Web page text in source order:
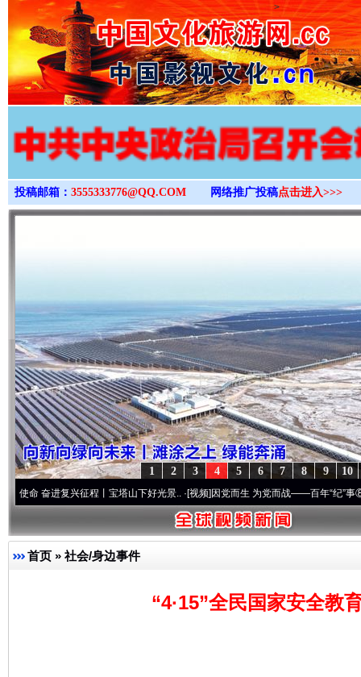
>
投稿邮箱： 3555333776@QQ.COM 网络推广投稿点击进入>>>
10
9
8
7
6
5
4
3
2
1
征程丨宝塔山下好光景..·[视频]因党而生 为党而战——百年“纪”事⑧加强纪律..·[视
首页 » 社会/身边事件
“4·15”全民国家安全教